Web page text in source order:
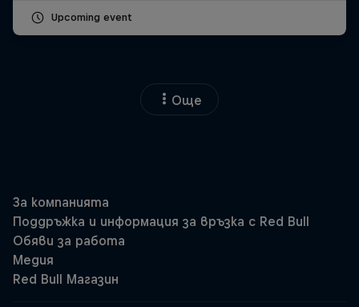
Upcoming event
Още